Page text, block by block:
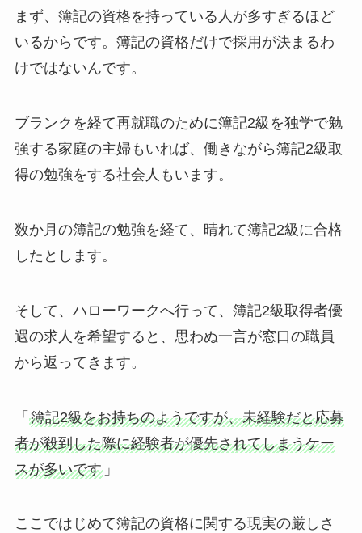
まず、簿記の資格を持っている人が多すぎるほど
いるからです。簿記の資格だけで採用が決まるわ
けではないんです。
ブランクを経て再就職のために簿記2級を独学で勉
強する家庭の主婦もいれば、働きながら簿記2級取
得の勉強をする社会人もいます。
数か月の簿記の勉強を経て、晴れて簿記2級に合格
したとします。
そして、ハローワークへ行って、簿記2級取得者優
遇の求人を希望すると、思わぬ一言が窓口の職員
から返ってきます。
「 簿記2級をお持ちのようですが、未経験だと応募
者が殺到した際に経験者が優先されてしまうケー
スが多いです」
ここではじめて簿記の資格に関する現実の厳しさ